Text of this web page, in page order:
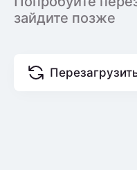
зайдите позже